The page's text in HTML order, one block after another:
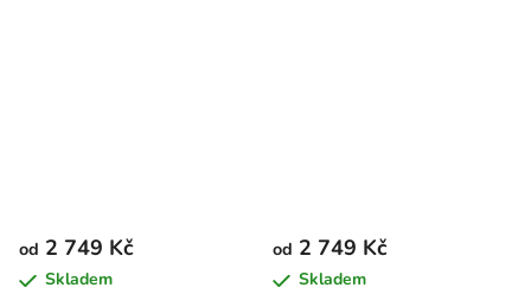
od 2 749 Kč
Skladem
od 2 749 Kč
Skladem